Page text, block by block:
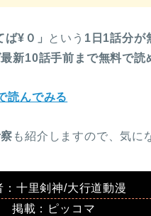
ば¥０」 という 1日1話分が
新10話手前まで無料で読
読んでみる
も紹介しますので、気に
：十里剣神/大行道動漫
掲載：ピッコマ